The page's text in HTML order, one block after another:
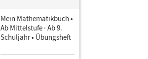
Mein Mathematikbuch •
Ab Mittelstufe · Ab 9.
Schuljahr • Übungsheft